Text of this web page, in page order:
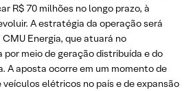
R$ 70 milhões no longo prazo, à
A estratégia da operação será
Energia, que atuará no
meio de geração distribuída e do
A aposta ocorre em um momento de
elétricos no país e de expansão